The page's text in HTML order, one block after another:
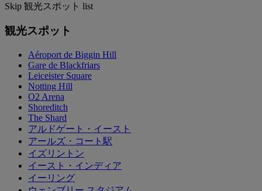
Skip 観光スポット list
観光スポット
Aéroport de Biggin Hill
Gare de Blackfriars
Leiceister Square
Notting Hill
O2 Arena
Shoreditch
The Shard
アルドゲート・イースト
アールズ・コート駅
イズリントン
イースト・インディア
イーリング